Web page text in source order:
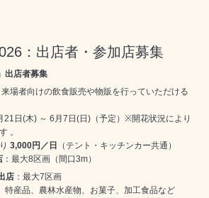
：出店者・参加店募集
」出店者募集
場者向けの飲食販売や物販を行っていただける
21 日(木) ～ 6 月7 日(日) （予定） ※開花状況により
。
3,000円／日 （テント・キッチンカー共通）
：最大8区画（間口3m）
：最大7区画
特産品、農林水産物、お菓子、加工食品など